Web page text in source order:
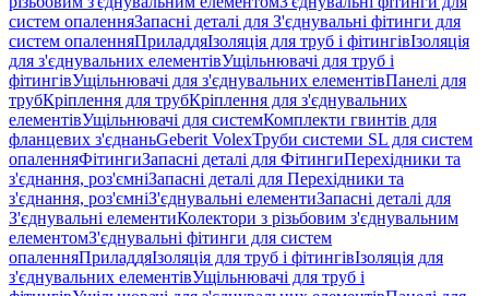
систем опаленняЗапасні деталі для З'єднувальні фітинги для
систем опаленняПриладдяІзоляція для труб і фітингівІзоляція
для з'єднувальних елементівУщільнювачі для труб і
фітингівУщільнювачі для з'єднувальних елементівПанелі для
трубКріплення для трубКріплення для з'єднувальних
елементівУщільнювачі для системКомплекти гвинтів для
фланцевих з'єднаньGeberit VolexТруби системи SL для систем
опаленняФітингиЗапасні деталі для ФітингиПерехідники та
з'єднання, роз'ємніЗапасні деталі для Перехідники та
з'єднання, роз'ємніЗ'єднувальні елементиЗапасні деталі для
З'єднувальні елементиКолектори з різьбовим з'єднувальним
елементомЗ'єднувальні фітинги для систем
опаленняПриладдяІзоляція для труб і фітингівІзоляція для
з'єднувальних елементівУщільнювачі для труб і